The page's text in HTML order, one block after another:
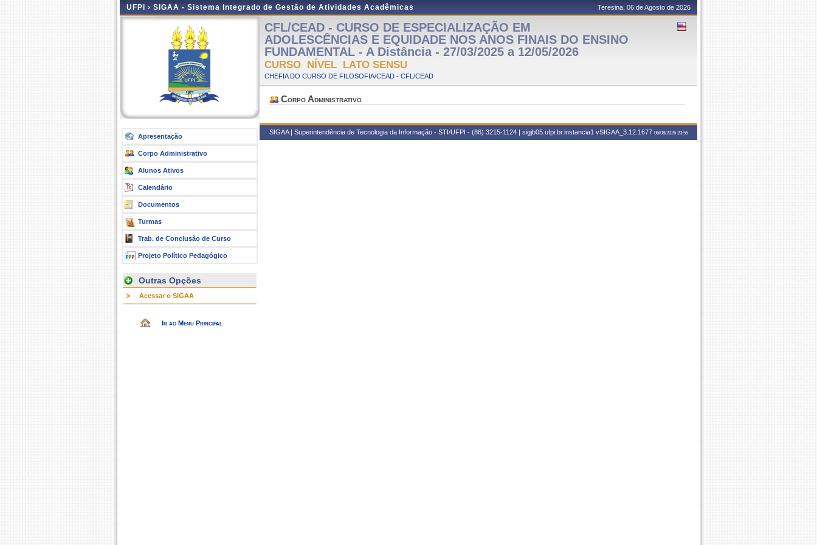
UFPI › SIGAA - Sistema Integrado de Gestão de Atividades Acadêmicas Teresina, 06 de Agosto de 2026
Apresentação
Corpo Administrativo
Alunos Ativos
Calendário
Documentos
Turmas
Trab. de Conclusão de Curso
Projeto Político Pedagógico
Outras Opções
Acessar o SIGAA
Ir ao Menu Principal
CFL/CEAD - CURSO DE ESPECIALIZAÇÃO EM
ADOLESCÊNCIAS E EQUIDADE NOS ANOS FINAIS DO ENSINO
FUNDAMENTAL - A Distância - 27/03/2025 a 12/05/2026
CURSO NÍVEL LATO SENSU
CHEFIA DO CURSO DE FILOSOFIA/CEAD - CFL/CEAD
Corpo Administrativo
SIGAA | Superintendência de Tecnologia da Informação - STI/UFPI - (86) 3215-1124 | sigjb05.ufpi.br.instancia1 vSIGAA_3.12.1677 06/08/2026 20:55